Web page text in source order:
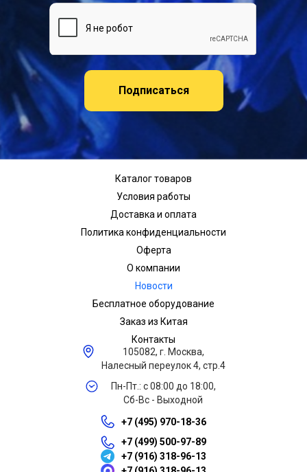
Подписаться
Каталог товаров
Условия работы
Доставка и оплата
Политика конфиденциальности
Оферта
О компании
Новости
Бесплатное оборудование
Заказ из Китая
Контакты
105082, г. Москва,
Налесный переулок 4, стр.4
Пн-Пт.: с 08:00 до 18:00,
Сб-Вс - Выходной
+7 (495) 970-18-36
+7 (499) 500-97-89
+7 (916) 318-96-13